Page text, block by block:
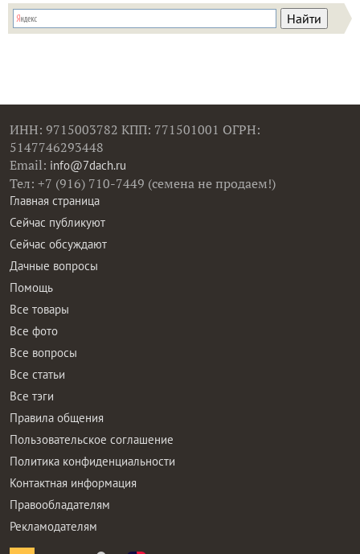
ИНН: 9715003782 КПП: 771501001 ОГРН:
5147746293448
Email: info@7dach.ru
Тел: +7 (916) 710-7449 (семена не продаем!)
Главная страница
Сейчас публикуют
Сейчас обсуждают
Дачные вопросы
Помощь
Все товары
Все фото
Все вопросы
Все статьи
Все тэги
Правила общения
Пользовательское соглашение
Политика конфиденциальности
Контактная информация
Правообладателям
Рекламодателям